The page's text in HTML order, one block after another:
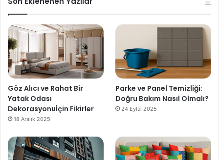
Göz Alıcı ve Rahat Bir
Yatak Odası
Dekorasyonuİçin Fikirler
18 Aralık 2025
Parke ve Panel Temizliği:
Doğru Bakım Nasıl Olmalı?
24 Eylül 2025